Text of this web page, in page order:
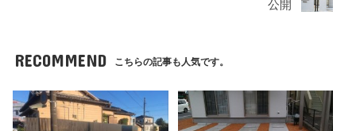
公開
RECOMMEND こちらの記事も人気です。